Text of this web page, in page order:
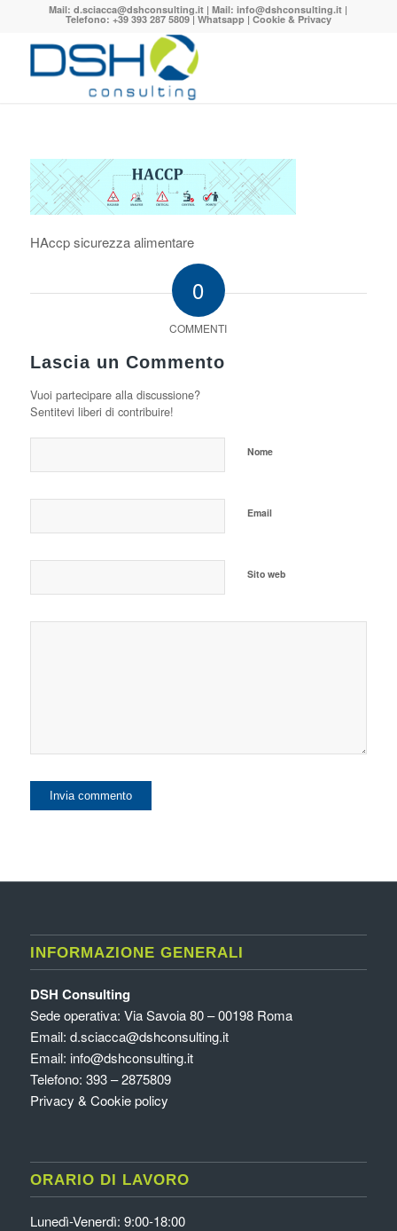
Mail:d.sciacca@dshconsulting.it | Mail:info@dshconsulting.it |
Telefono: +39 393 287 5809 | Whatsapp| Cookie & Privacy
HAccp sicurezza alimentare
0
COMMENTI
Lascia un Commento
Vuoi partecipare alla discussione?
Sentitevi liberi di contribuire!
Nome
Email
Sito web
INFORMAZIONE GENERALI
DSH Consulting
Sede operativa: Via Savoia 80 – 00198 Roma
Email: d.sciacca@dshconsulting.it
Email: info@dshconsulting.it
Telefono: 393 – 2875809
Privacy & Cookie policy
ORARIO DI LAVORO
Lunedì-Venerdì: 9:00-18:00